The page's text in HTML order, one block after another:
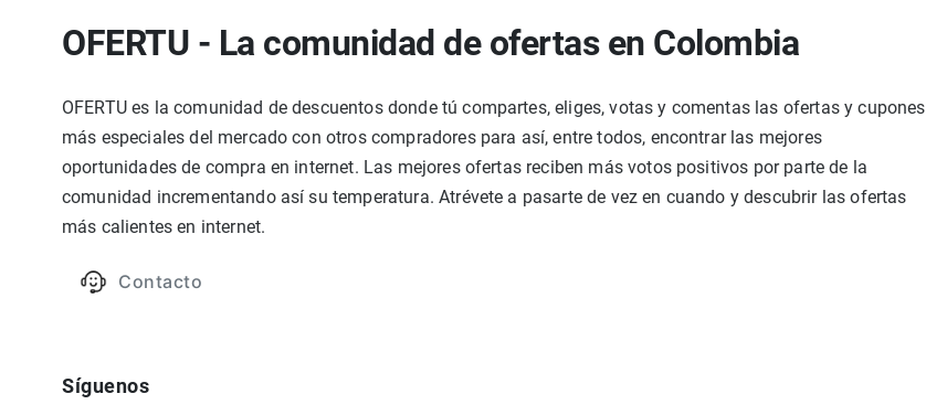
OFERTU - La comunidad de ofertas en Colombia
OFERTU es la comunidad de descuentos donde tú compartes, eliges, votas y comentas las ofertas y cupones
más especiales del mercado con otros compradores para así, entre todos, encontrar las mejores
oportunidades de compra en internet. Las mejores ofertas reciben más votos positivos por parte de la
comunidad incrementando así su temperatura. Atrévete a pasarte de vez en cuando y descubrir las ofertas
más calientes en internet.
Contacto
Síguenos